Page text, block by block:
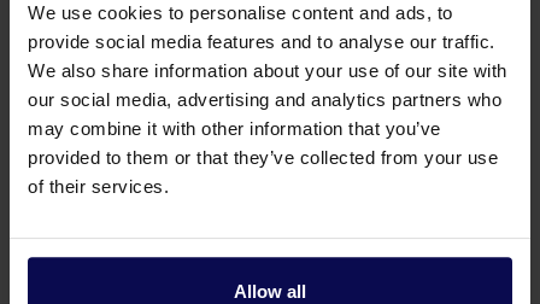
We use cookies to personalise content and ads, to
provide social media features and to analyse our traffic.
We also share information about your use of our site with
our social media, advertising and analytics partners who
may combine it with other information that you’ve
provided to them or that they’ve collected from your use
of their services.
Allow all
Kugelkupplung 80mm + Flansch DN65
Artikel Nummer 279200000